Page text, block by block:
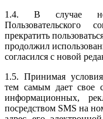
1.4. В случае
Пользовательского
прекратить
продолжил
согласился с новой
1.5. Принимая
тем самым дает свое
информационных,
посредством SMS на